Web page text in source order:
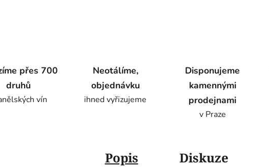
přes 700
druhů
vín
Neotálíme,
objednávku
ihned vyřizujeme
Disponujeme
kamennými
prodejnami
v Praze
Popis Diskuze